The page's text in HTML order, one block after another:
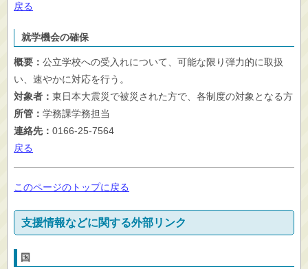
戻る
就学機会の確保
概要： 公立学校への受入れについて、可能な限り弾力的に取扱
い、速やかに対応を行う。
対象者： 東日本大震災で被災された方で、各制度の対象となる方
所管： 学務課学務担当
連絡先： 0166-25-7564
戻る
このページのトップに戻る
支援情報などに関する外部リンク
国